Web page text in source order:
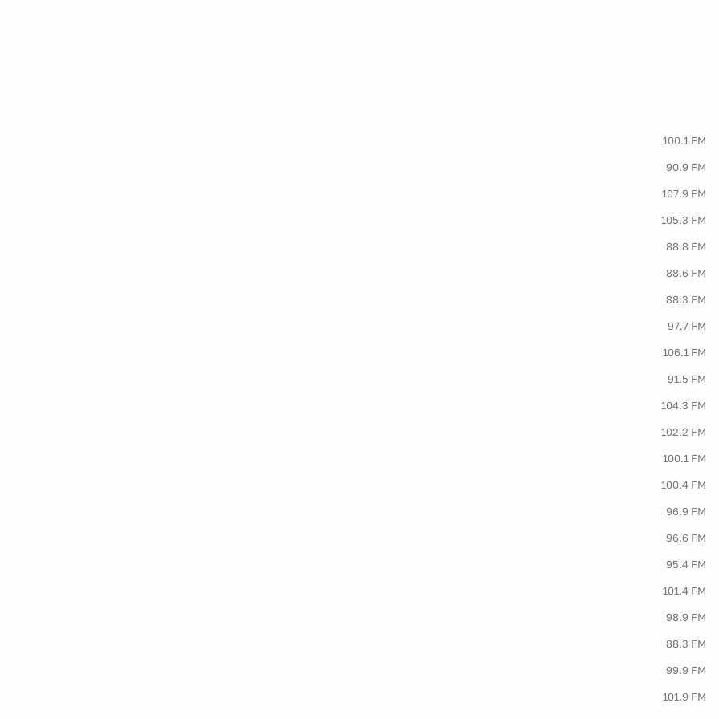
100.1 FM
90.9 FM
107.9 FM
105.3 FM
88.8 FM
88.6 FM
88.3 FM
97.7 FM
106.1 FM
91.5 FM
104.3 FM
102.2 FM
100.1 FM
100.4 FM
96.9 FM
96.6 FM
95.4 FM
101.4 FM
98.9 FM
88.3 FM
99.9 FM
101.9 FM